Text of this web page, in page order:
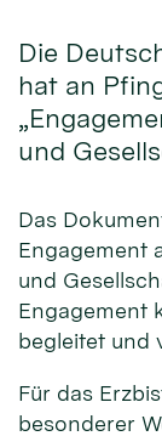
Die
hat an
und
Das
Engagement
und
Engagement
begleitet und
Für das
besonderer